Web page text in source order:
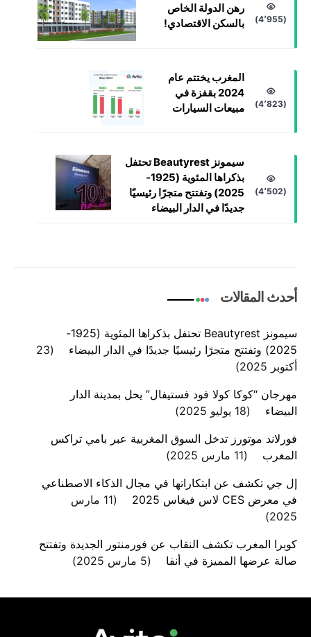
رهن الدولة الخاص
بالسكن الاقتصادي!
(4٬955)
المغرب يختتم عام
2024 بقفزة في
مبيعات السيارات
(4٬823)
سيمونز Beautyrest تحتفل
بذكراها المئوية (1925-
2025) وتفتتح متجرًا رئيسيًا
جديدًا في الدار البيضاء
(4٬502)
أحدث المقالات
سيمونز Beautyrest تحتفل بذكراها المئوية (1925-
2025) وتفتتح متجرًا رئيسيًا جديدًا في الدار البيضاء
23
أكتوبر 2025
مهرجان “كوكا كولا فود فستيفال” يحل بمدينة الدار
البيضاء
18 يوليو 2025
فورلاند موتورز تدخل السوق المغربية عبر بامي تراكس
المغرب
11 مارس 2025
إل جي تكشف عن ابتكاراتها في مجال الذكاء الاصطناعي
في معرض CES لاس فيغاس 2025
11 مارس
2025
كوبرا المغرب تكشف النقاب عن فورمنتور الجديدة وتفتتح
صالة عرضها المميزة في أنفا
5 مارس 2025